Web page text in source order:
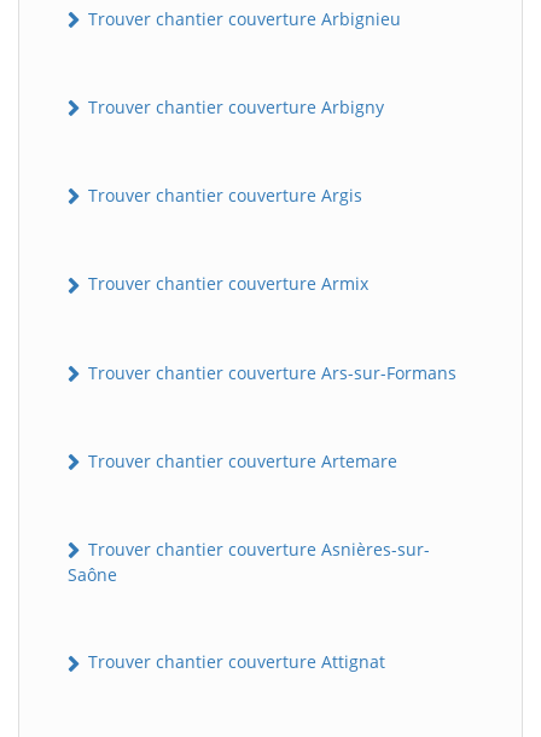
Trouver chantier couverture Arbignieu
Trouver chantier couverture Arbigny
Trouver chantier couverture Argis
Trouver chantier couverture Armix
Trouver chantier couverture Ars-sur-Formans
Trouver chantier couverture Artemare
Trouver chantier couverture Asnières-sur-
Saône
Trouver chantier couverture Attignat